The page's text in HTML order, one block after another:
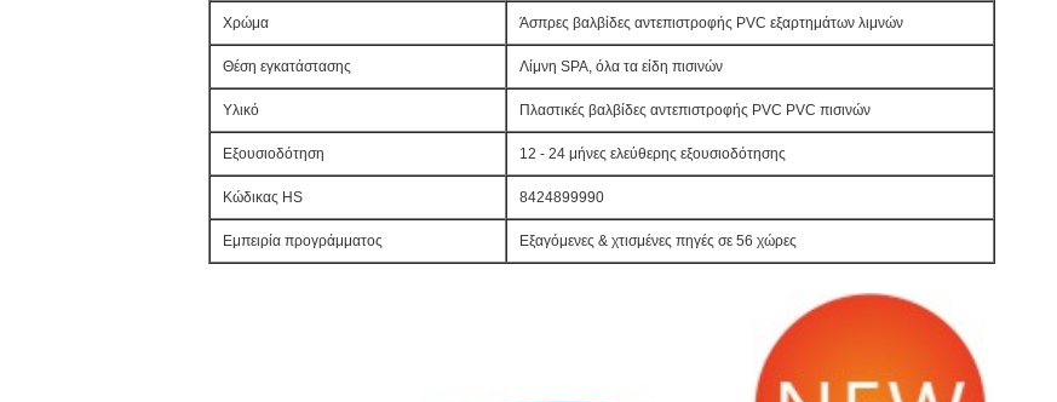
Χρώμα Άσπρες βαλβίδες αντεπιστροφής PVC εξαρτημάτων λιμνών
Θέση εγκατάστασης Λίμνη SPA, όλα τα είδη πισινών
Υλικό Πλαστικές βαλβίδες αντεπιστροφής PVC PVC πισινών
Εξουσιοδότηση 12 - 24 μήνες ελεύθερης εξουσιοδότησης
Κώδικας HS 8424899990
Εμπειρία προγράμματος Εξαγόμενες & χτισμένες πηγές σε 56 χώρες